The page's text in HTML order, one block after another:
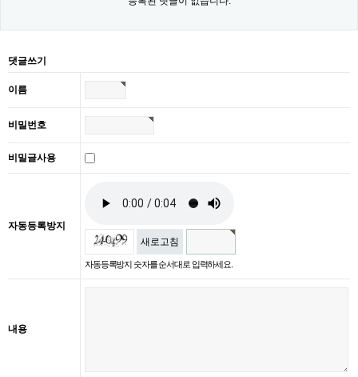
댓글쓰기
이름
비밀번호
비밀글사용
자동등록방지
새로고침
자동등록방지 숫자를 순서대로 입력하세요.
내용